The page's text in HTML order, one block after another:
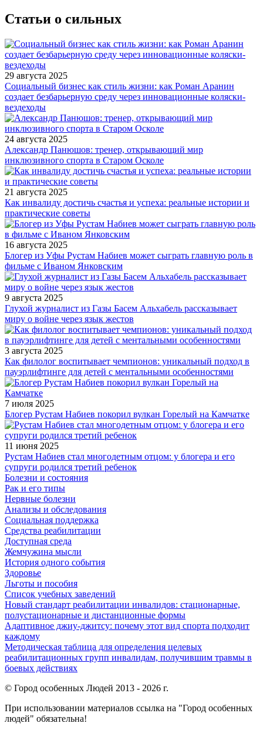
Статьи о сильных
29 августа 2025
Социальный бизнес как стиль жизни: как Роман Аранин
создает безбарьерную среду через инновационные коляски-
вездеходы
24 августа 2025
Александр Панюшов: тренер, открывающий мир
инклюзивного спорта в Старом Осколе
21 августа 2025
Как инвалиду достичь счастья и успеха: реальные истории и
практические советы
16 августа 2025
Блогер из Уфы Рустам Набиев может сыграть главную роль в
фильме с Иваном Янковским
9 августа 2025
Глухой журналист из Газы Басем Альхабель рассказывает
миру о войне через язык жестов
3 августа 2025
Как филолог воспитывает чемпионов: уникальный подход в
пауэрлифтинге для детей с ментальными особенностями
7 июля 2025
Блогер Рустам Набиев покорил вулкан Горелый на Камчатке
11 июня 2025
Рустам Набиев стал многодетным отцом: у блогера и его
супруги родился третий ребенок
Болезни и состояния
Рак и его типы
Нервные болезни
Анализы и обследования
Социальная поддержка
Средства реабилитации
Доступная среда
Жемчужина мысли
История одного события
Здоровье
Льготы и пособия
Список учебных заведений
Новый стандарт реабилитации инвалидов: стационарные,
полустационарные и дистанционные формы
Адаптивное джиу-джитсу: почему этот вид спорта подходит
каждому
Методическая таблица для определения целевых
реабилитационных групп инвалидам, получившим травмы в
боевых действиях
© Город особенных Людей 2013 - 2026 г.
При использовании материалов ссылка на "Город особенных
людей" обязательна!